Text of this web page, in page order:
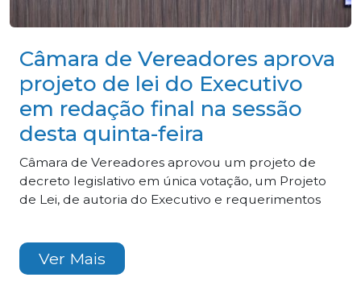
Câmara de Vereadores aprova
projeto de lei do Executivo
em redação final na sessão
desta quinta-feira
Câmara de Vereadores aprovou um projeto de
decreto legislativo em única votação, um Projeto
de Lei, de autoria do Executivo e requerimentos
Ver Mais